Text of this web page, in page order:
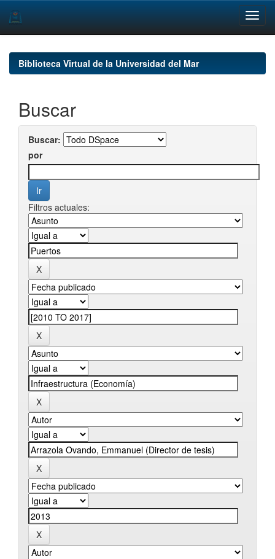
navigationBiblioteca Virtual de la Universidad del Mar
Buscar
Buscar:
por
Filtros actuales: